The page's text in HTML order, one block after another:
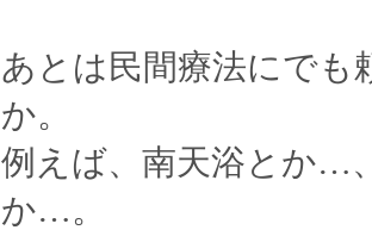
あとは民間療法にで
か。
例えば、南天浴とか…
か…。